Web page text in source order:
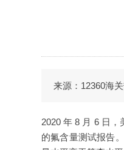
来源：12360海
2020 年 8 月 6 日
的氟含量测试报告